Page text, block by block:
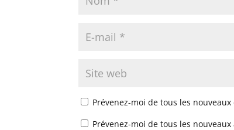
Prévenez-moi de tous les
Prévenez-moi de tous les